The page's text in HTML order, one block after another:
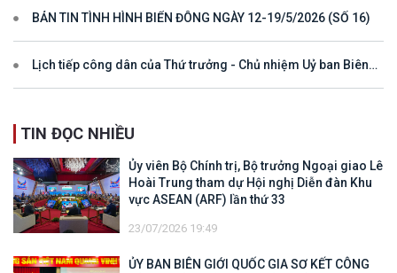
BẢN TIN TÌNH HÌNH BIỂN ĐÔNG NGÀY 12-19/5/2026 (SỐ 16)
Lịch tiếp công dân của Thứ trưởng - Chủ nhiệm Uỷ ban Biên
TIN ĐỌC NHIỀU
Ủy viên Bộ Chính trị, Bộ trưởng Ngoại giao Lê
Hoài Trung tham dự Hội nghị Diễn đàn Khu
vực ASEAN (ARF) lần thứ 33
23/07/2026 19:49
ỦY BAN BIÊN GIỚI QUỐC GIA SƠ KẾT CÔNG